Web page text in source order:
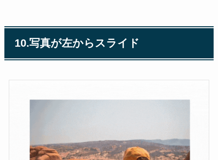
10.写真が左からスライド